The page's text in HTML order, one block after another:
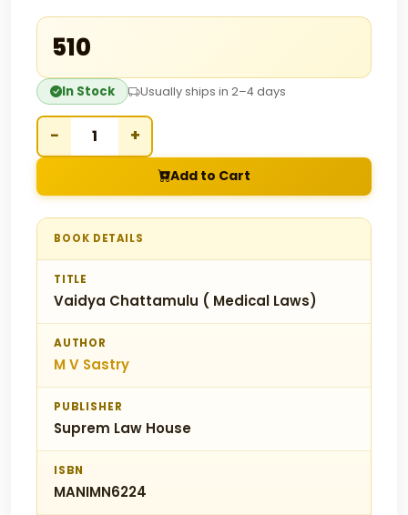
₹510
In Stock Usually ships in 2–4 days
− +
Add to Cart
BOOK DETAILS
TITLE
Vaidya Chattamulu ( Medical Laws)
AUTHOR
M V Sastry
PUBLISHER
Suprem Law House
ISBN
MANIMN6224